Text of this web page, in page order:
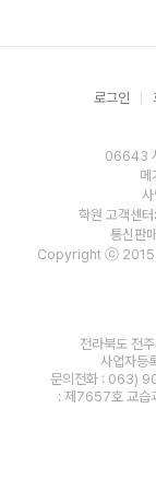
로그인
06643
메
학원 고객센
통신판
Copyright ⓒ 2015
전라북도 전
사업자
문의전화 : 063)
: 제7657호 교습